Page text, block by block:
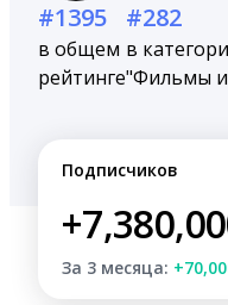
#1395
в общем
рейтинге
#282
в
"Фильмы
Подписчиков
За 3 месяца: